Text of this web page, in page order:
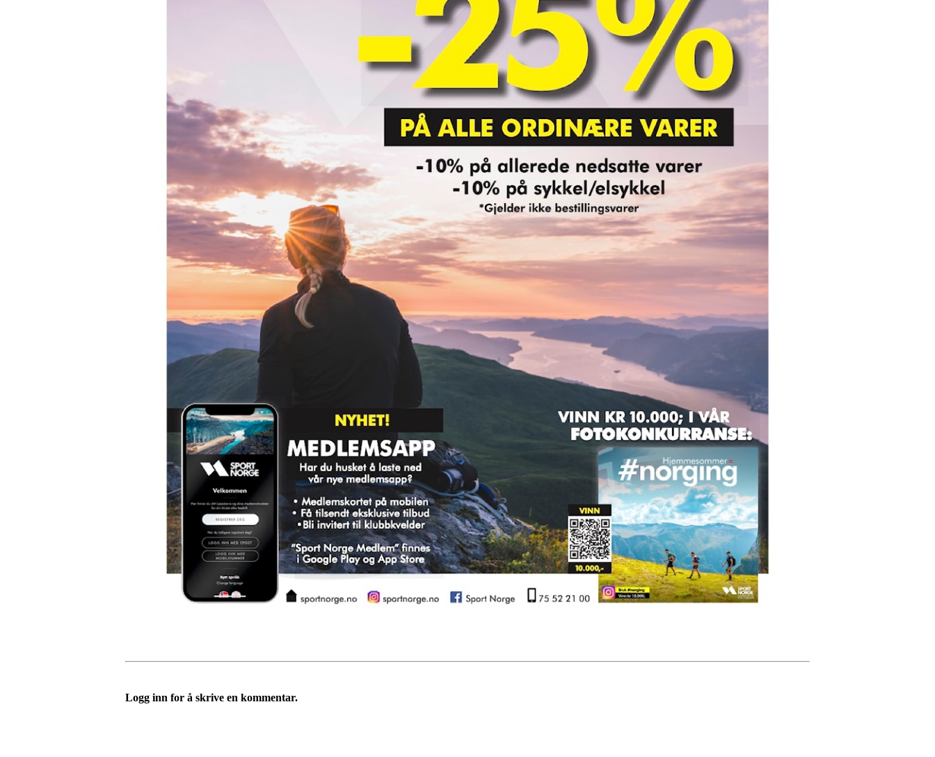
Logg inn for å skrive en kommentar.